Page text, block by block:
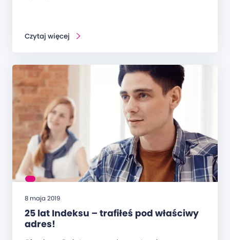
Czytaj więcej
8 maja 2019
25 lat Indeksu – trafiłeś pod właściwy
adres!